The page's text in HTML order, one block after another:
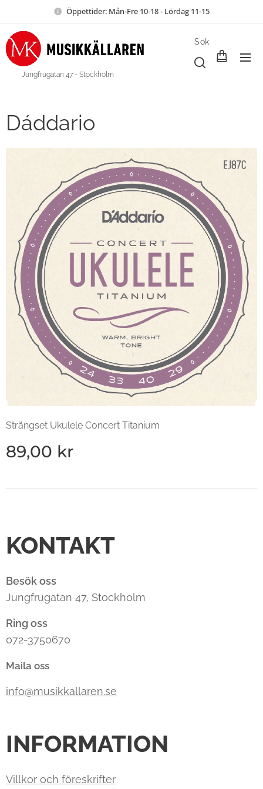
Öppettider: Mån-Fre 10-18 - Lördag 11-15
Jungfrugatan 47 - Stockholm
Sök
Dáddario
Strängset Ukulele Concert Titanium
89,00 kr
KONTAKT
Besök oss
Jungfrugatan 47, Stockholm
Ring oss
072-3750670
Maila oss
info@musikkallaren.se
INFORMATION
Villkor och föreskrifter